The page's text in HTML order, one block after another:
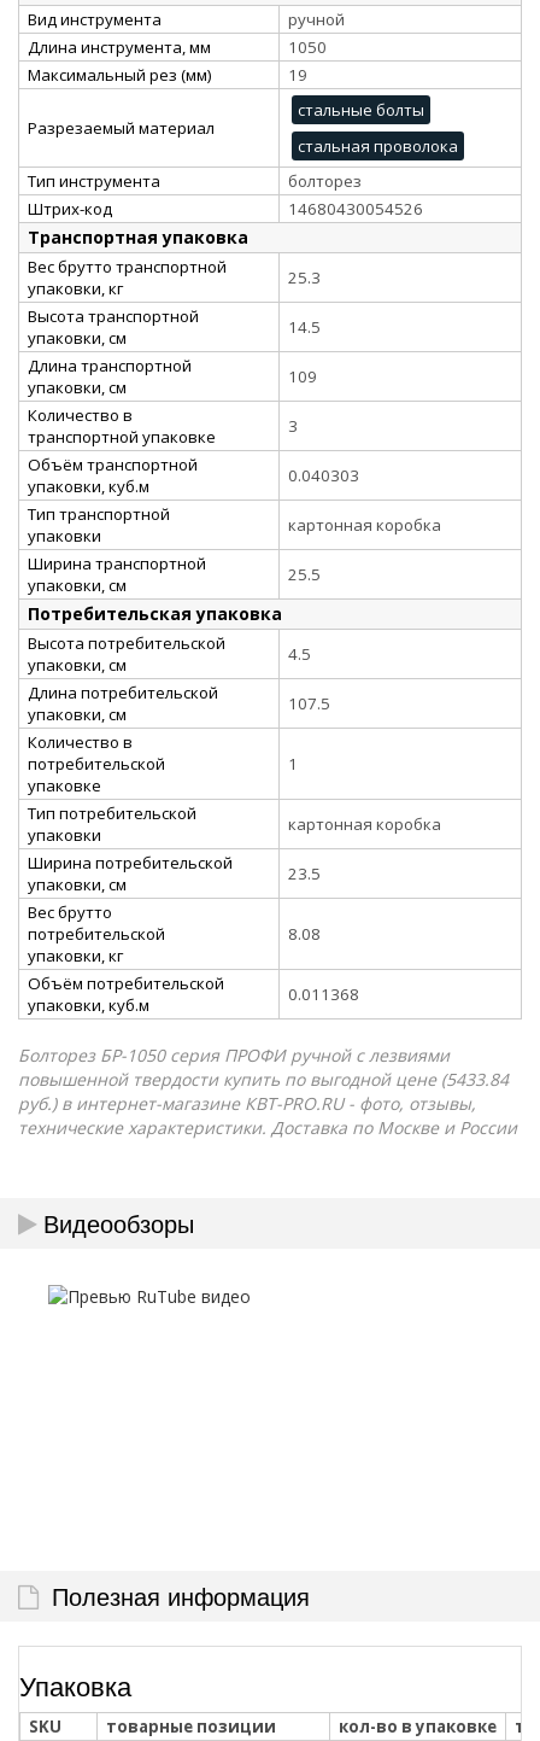
Вид инструмента
ручной
Длина инструмента, мм
1050
Максимальный рез (мм)
19
Разрезаемый материал
стальные болты
стальная проволока
Тип инструмента
болторез
Штрих-код
14680430054526
Транспортная упаковка
Вес брутто транспортной
упаковки, кг
25.3
Высота транспортной
упаковки, см
14.5
Длина транспортной
упаковки, см
109
Количество в
транспортной упаковке
3
Объём транспортной
упаковки, куб.м
0.040303
Тип транспортной
упаковки
картонная коробка
Ширина транспортной
упаковки, см
25.5
Потребительская упаковка
Высота потребительской
упаковки, см
4.5
Длина потребительской
упаковки, см
107.5
Количество в
потребительской
упаковке
1
Тип потребительской
упаковки
картонная коробка
Ширина потребительской
упаковки, см
23.5
Вес брутто
потребительской
упаковки, кг
8.08
Объём потребительской
упаковки, куб.м
0.011368
Болторез БР-1050 серия ПРОФИ ручной с лезвиями
повышенной твердости купить по выгодной цене (5433.84
руб.) в интернет-магазине КВТ-PRO.RU - фото, отзывы,
технические характеристики. Доставка по Москве и России
Видеообзоры
Полезная информация
Упаковка
SKU товарные позиции кол-во в упаковке